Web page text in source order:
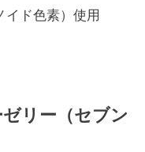
イド色素）使用
リー（セブン